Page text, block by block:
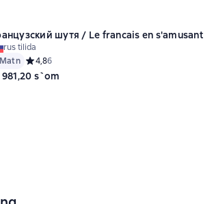
шутя / Le francais en s'amusant
rus tilida
Matn Средний рейтинг 4,8 на основе 6 оценок
4,86
s`om